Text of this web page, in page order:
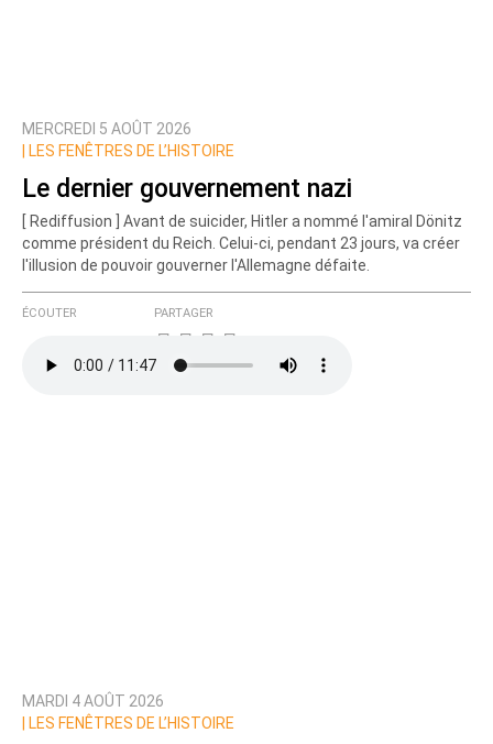
MERCREDI 5 AOÛT 2026
LES FENÊTRES DE L’HISTOIRE
Le dernier gouvernement nazi
[ Rediffusion ] Avant de suicider, Hitler a nommé l'amiral Dönitz
comme président du Reich. Celui-ci, pendant 23 jours, va créer
l'illusion de pouvoir gouverner l'Allemagne défaite.
ÉCOUTER PARTAGER
MARDI 4 AOÛT 2026
LES FENÊTRES DE L’HISTOIRE